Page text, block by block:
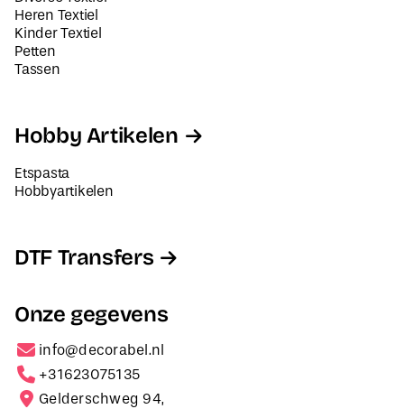
Heren Textiel
Kinder Textiel
Petten
Tassen
Hobby Artikelen
Etspasta
Hobbyartikelen
DTF Transfers
Onze gegevens
info@decorabel.nl
+31623075135
Gelderschweg 94,